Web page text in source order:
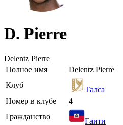
D. Pierre
Delentz Pierre
Полное имя
Delentz Pierre
Клуб
Талса
Номер в клубе
4
Гражданство
Гаити